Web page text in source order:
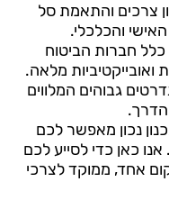
צרכים והתאמת סל
והכלכלי.
כלל חברות הביטוח
מלאה.
גבוהים המלווים
נכון מאפשר לכם
כאן כדי לסייע לכם
אחד, ממוקד לצרכי